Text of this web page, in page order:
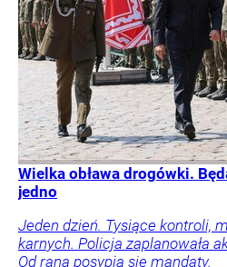
Wielka obława drogówki.
jedno
Jeden dzień. Tysiące kontroli,
karnych. Policja zaplanowała
Od rana posypią się mandaty.